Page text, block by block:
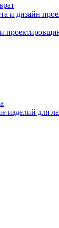
и дизайн
изделий для